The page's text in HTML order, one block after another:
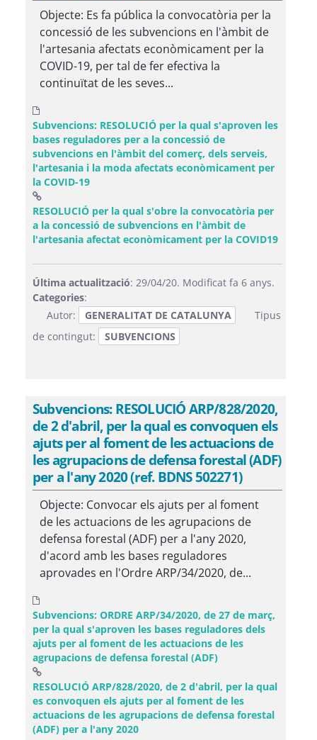
Objecte: Es fa pública la convocatòria per la
concessió de les subvencions en l'àmbit de
l'artesania afectats econòmicament per la
COVID-19, per tal de fer efectiva la
continuïtat de les seves...
Subvencions: RESOLUCIÓ per la qual s'aproven les
bases reguladores per a la concessió de
subvencions en l'àmbit del comerç, dels serveis,
l'artesania i la moda afectats econòmicament per
la COVID-19
RESOLUCIÓ per la qual s'obre la convocatòria per
a la concessió de subvencions en l'àmbit de
l'artesania afectat econòmicament per la COVID19(Obre
Última actualització: 29/04/20. Modificat fa 6 anys.
Categories:
Autor:
GENERALITAT DE CATALUNYA
Tipus
de contingut:
SUBVENCIONS
Subvencions: RESOLUCIÓ ARP/828/2020,
de 2 d'abril, per la qual es convoquen els
ajuts per al foment de les actuacions de
les agrupacions de defensa forestal (ADF)
per a l'any 2020 (ref. BDNS 502271)
Objecte: Convocar els ajuts per al foment
de les actuacions de les agrupacions de
defensa forestal (ADF) per a l'any 2020,
d'acord amb les bases reguladores
aprovades en l'Ordre ARP/34/2020, de...
Subvencions: ORDRE ARP/34/2020, de 27 de març,
per la qual s'aproven les bases reguladores dels
ajuts per al foment de les actuacions de les
agrupacions de defensa forestal (ADF)
RESOLUCIÓ ARP/828/2020, de 2 d'abril, per la qual
es convoquen els ajuts per al foment de les
actuacions de les agrupacions de defensa forestal
(ADF) per a l'any 2020(Obre una finestra nova)